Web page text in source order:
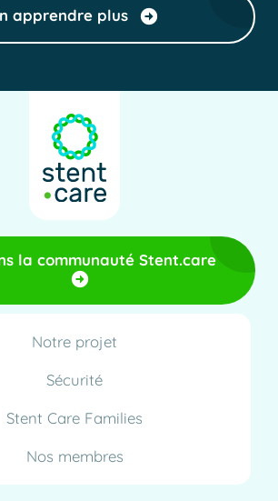
apprendre plus
la communauté Stent.care
Notre projet
Sécurité
Stent Care Families
Nos membres